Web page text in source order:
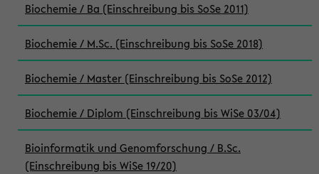
Biochemie / Ba (Einschreibung bis SoSe 2011)
Biochemie / M.Sc. (Einschreibung bis SoSe 2018)
Biochemie / Master (Einschreibung bis SoSe 2012)
Biochemie / Diplom (Einschreibung bis WiSe 03/04)
Bioinformatik und Genomforschung / B.Sc.
(Einschreibung bis WiSe 19/20)